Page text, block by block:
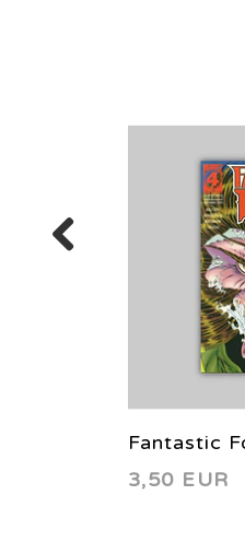
Fantastic
3,50 EUR